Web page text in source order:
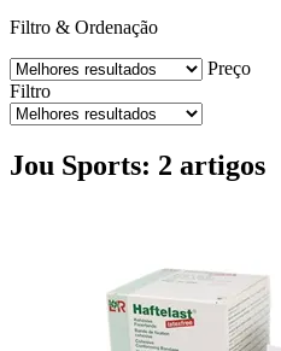
Filtro & Ordenação
Preço
Filtro
Jou Sports: 2 artigos